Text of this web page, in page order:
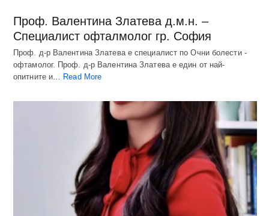
Проф. Валентина Златева д.м.н. –
Специалист офталмолог гр. София
Проф. д-р Валентина Златева е специалист по Очни болести -
офтамолог. Проф. д-р Валентина Златева е един от най-
опитните и… Read More